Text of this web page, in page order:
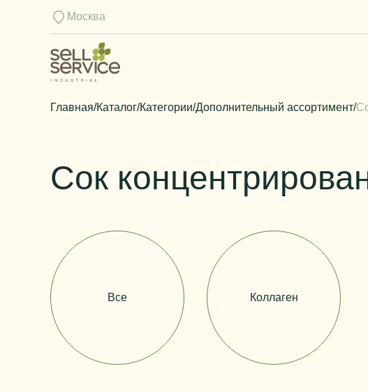
Москва
Главная/Каталог/Категории/Дополнительный ассортимент/
Сок
Все Коллаген